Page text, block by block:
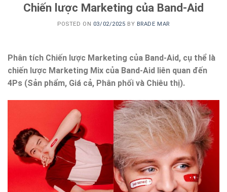
Chiến lược Marketing của Band-Aid
POSTED ON 03/02/2025 BY BRADE MAR
Phân tích Chiến lược Marketing của Band-Aid, cụ thể là
chiến lược Marketing Mix của Band-Aid liên quan đến
4Ps (Sản phẩm, Giá cả, Phân phối và Chiêu thị).